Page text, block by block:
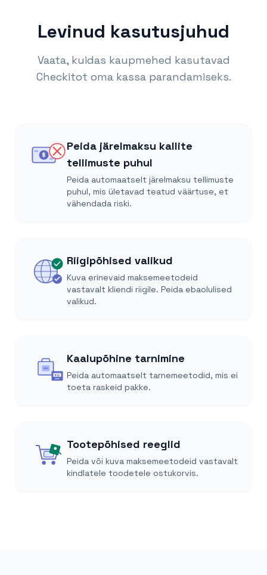
Levinud kasutusjuhud
Vaata, kuidas kaupmehed kasutavad
Checkitot oma kassa parandamiseks.
$
Peida järelmaksu kallite
tellimuste puhul
Peida automaatselt järelmaksu tellimuste
puhul, mis ületavad teatud väärtuse, et
vähendada riski.
Riigipõhised valikud
Kuva erinevaid maksemeetodeid
vastavalt kliendi riigile. Peida ebaolulised
valikud.
KG
Kaalupõhine tarnimine
Peida automaatselt tarnemeetodid, mis ei
toeta raskeid pakke.
Tootepõhised reeglid
Peida või kuva maksemeetodeid vastavalt
kindlatele toodetele ostukorvis.